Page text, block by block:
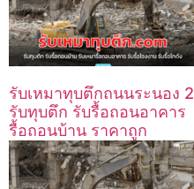
รับเหมาทุบตึกถนนระนอง 2
รับทุบตึก รับรื้อถอนอาคาร
รื้อถอนบ้าน ราคาถูก